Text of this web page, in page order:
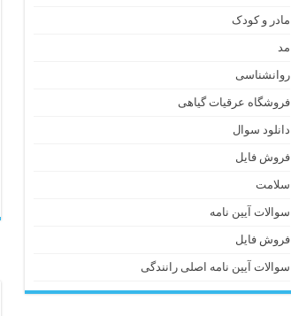
مادر و کودک
مد
روانشناسی
فروشگاه عرقیات گیاهی
دانلود سوال
فروش فایل
سلامت
سوالات آیین نامه
فروش فایل
سوالات آیین نامه اصلی رانندگی